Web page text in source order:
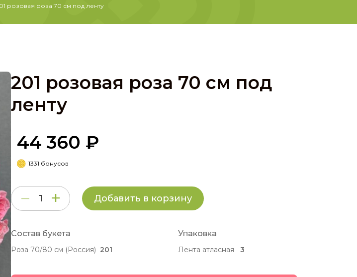
розовая роза 70 см под ленту
201 розовая роза 70 см под
ленту
44 360 ₽
1331 бонусов
Добавить в корзину
Состав букета
Роза 70/80 см (Россия) 201
Упаковка
Лента атласная 3